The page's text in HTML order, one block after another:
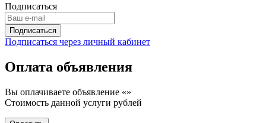
Подписаться
Подписаться через личный кабинет
Оплата объявления
Вы оплачиваете объявление «»
Стоимость данной услуги рублей